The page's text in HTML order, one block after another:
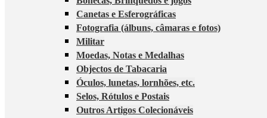
Canetas e Esferográficas
Fotografia (álbuns, câmaras e fotos)
Militar
Moedas, Notas e Medalhas
Objectos de Tabacaria
Óculos, lunetas, lornhões, etc.
Selos, Rótulos e Postais
Outros Artigos Colecionáveis